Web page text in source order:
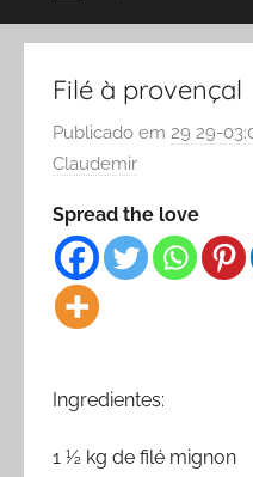
Filé à provençal
Publicado em 29 29-
Claudemir
Spread the love
Ingredientes:
1 ½ kg de filé mignon